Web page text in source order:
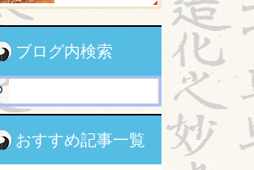
ブログ内検索
おすすめ記事一覧